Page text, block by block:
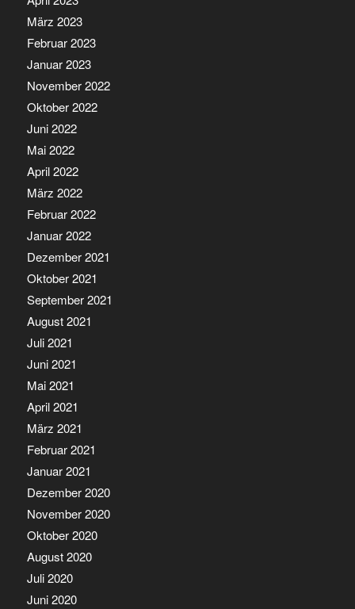
März 2023
Februar 2023
Januar 2023
November 2022
Oktober 2022
Juni 2022
Mai 2022
April 2022
März 2022
Februar 2022
Januar 2022
Dezember 2021
Oktober 2021
September 2021
August 2021
Juli 2021
Juni 2021
Mai 2021
April 2021
März 2021
Februar 2021
Januar 2021
Dezember 2020
November 2020
Oktober 2020
August 2020
Juli 2020
Juni 2020